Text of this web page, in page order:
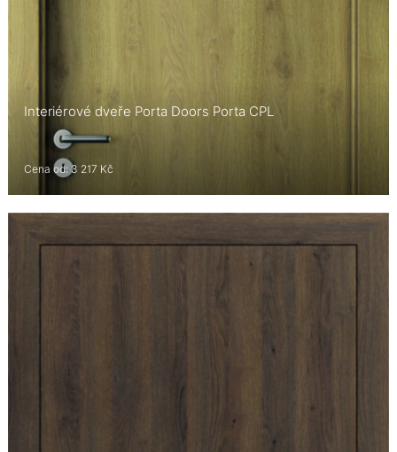
Interiérové dveře Porta Doors Porta CPL
Cena od: 3 217 Kč